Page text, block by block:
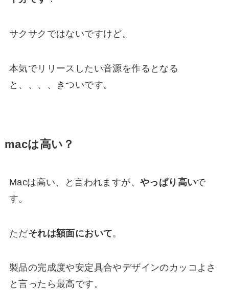
サクサクではないですけど。
本気でリリースしたい音源を作るとなる
と、、、、きついです。
macは高い？
Macは高い、と言われますが、 やっぱり高いで
す。
ただそれは額面において。
製品の完成度や安定具合やデザインのカッコよさ
と言ったら最高です。